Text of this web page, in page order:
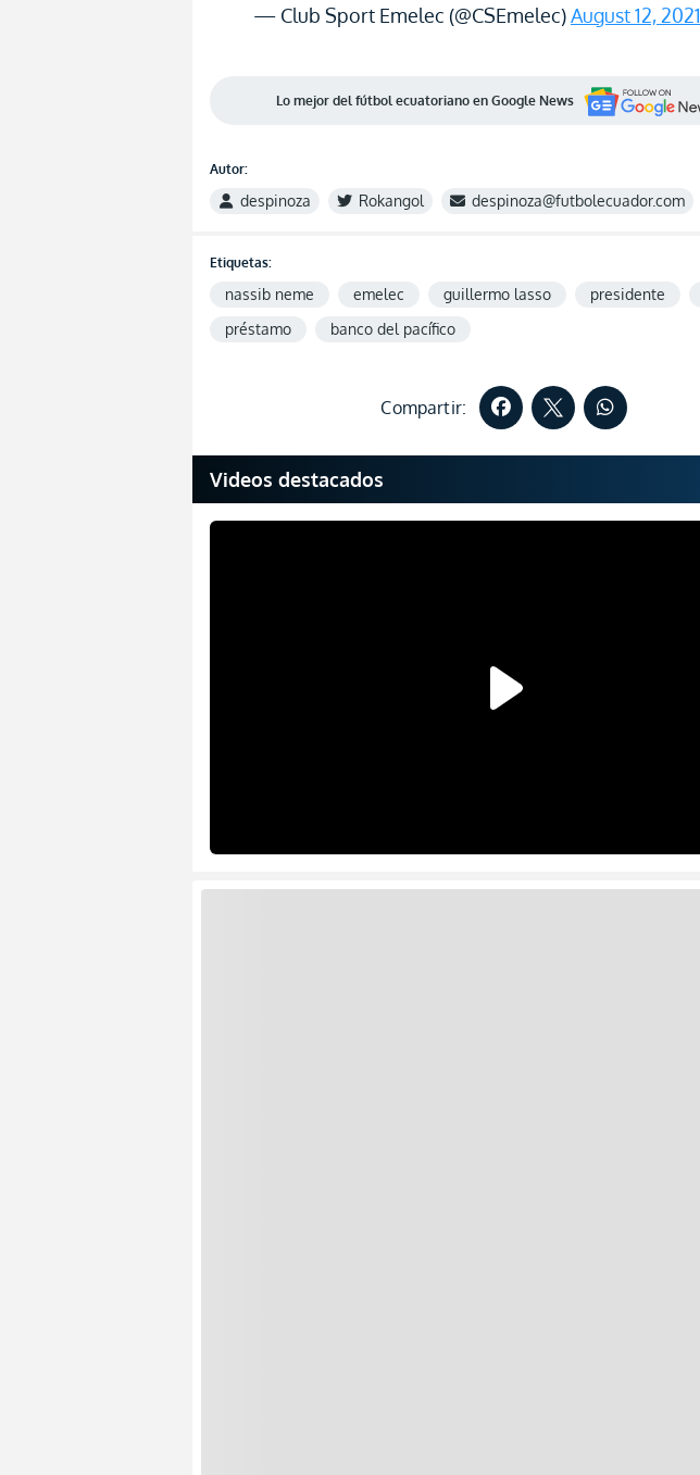
— Club Sport Emelec (@CSEmelec)August 12, 2021
Lo mejor del fútbol ecuatoriano en Google News
Autor:
despinoza Rokangol despinoza@futbolecuador.com
Etiquetas:
nassib neme emelec guillermo lasso presidente
préstamo
banco del pacífico
Compartir:
Videos destacados